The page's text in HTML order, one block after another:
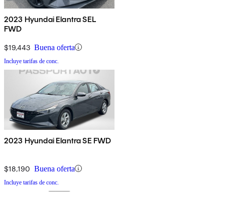
2023 Hyundai Elantra SEL
FWD
$19,443 Buena oferta
Incluye tarifas de conc.
2023 Hyundai Elantra SE FWD
$18,190 Buena oferta
Incluye tarifas de conc.